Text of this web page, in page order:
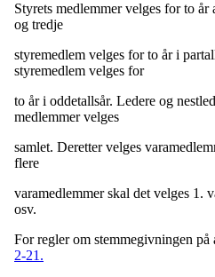
Styrets medlemmer velges for to
og tredje
styremedlem velges for to år i
styremedlem velges for
to år i oddetallsår. Ledere og
medlemmer velges
samlet. Deretter velges
flere
varamedlemmer skal det velges 1.
osv.
For regler om stemmegivningen på
2-21.